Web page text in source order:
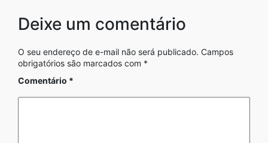
Deixe um comentário
O seu endereço de e-mail não será publicado. Campos
obrigatórios são marcados com *
Comentário *